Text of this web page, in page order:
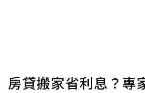
房貸搬家省利息？專